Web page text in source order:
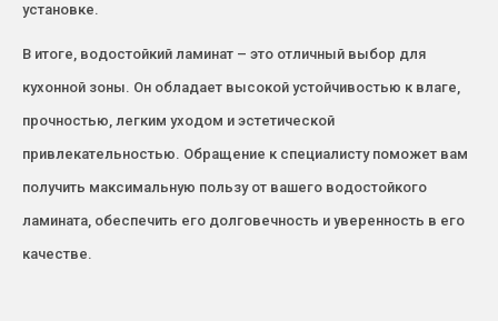
установке.
В итоге, водостойкий ламинат – это отличный выбор для
кухонной зоны. Он обладает высокой устойчивостью к влаге,
прочностью, легким уходом и эстетической
привлекательностью. Обращение к специалисту поможет вам
получить максимальную пользу от вашего водостойкого
ламината, обеспечить его долговечность и уверенность в его
качестве.